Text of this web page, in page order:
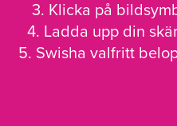
3. Klicka på
4. Ladda upp din
5. Swisha valfritt